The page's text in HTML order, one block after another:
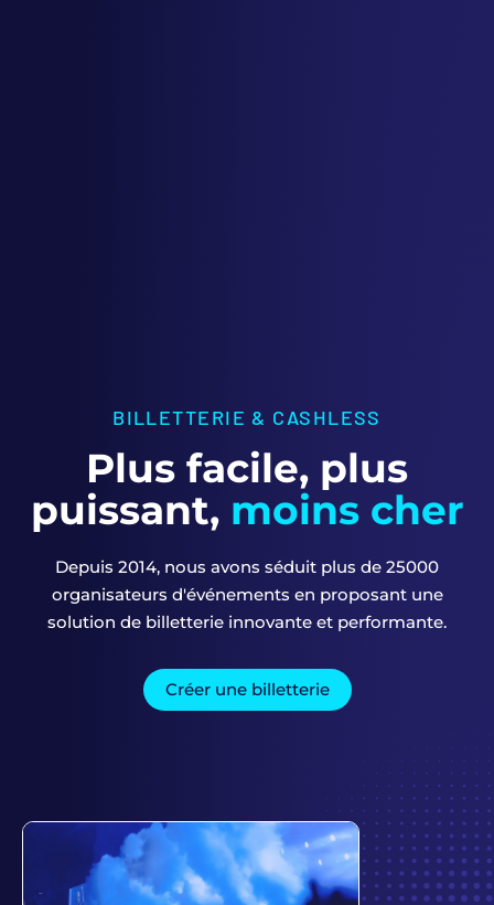
BILLETTERIE & CASHLESS
Plus facile, plus
puissant, moins cher
Depuis 2014, nous avons séduit plus de 25000
organisateurs d'événements en proposant une
solution de billetterie innovante et performante.
Créer une billetterie